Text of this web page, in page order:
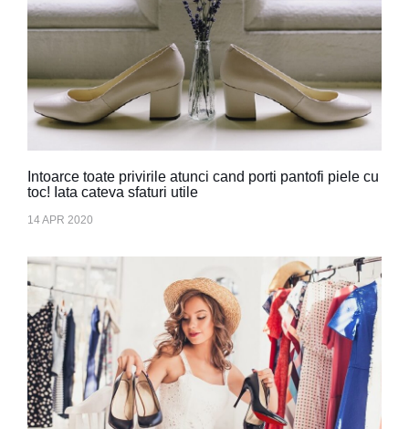
Intoarce toate privirile atunci cand porti pantofi piele cu
toc! Iata cateva sfaturi utile
14 APR 2020